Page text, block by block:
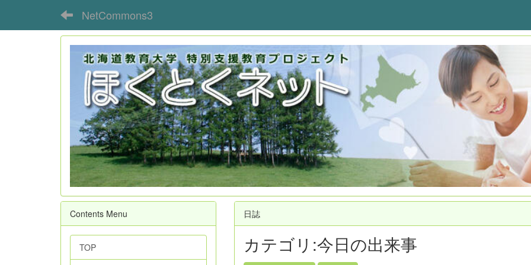
NetCommons3
日誌
カテゴリ:今日の出来事
Contents Menu
TOP